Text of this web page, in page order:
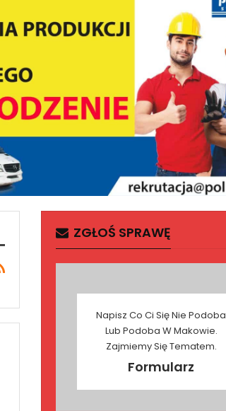
ZGŁOŚ SPRAWĘ
Napisz Co Ci Się Nie Podoba
Lub Podoba W Makowie.
Zajmiemy Się Tematem.
Formularz